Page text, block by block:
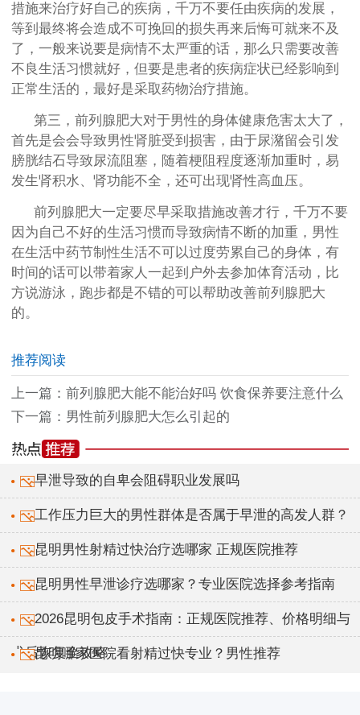
措施来治疗好自己的疾病，千万不要任由疾病的发展，
等到最终将会造成不可挽回的损失再来后悔可就来不及
了，一般来说要是病情不太严重的话，那么只需要改善
不良生活习惯就好，但要是患者的疾病症状已经影响到
正常生活的，最好是采取药物治疗措施。
第三，前列腺肥大对于男性的身体健康危害太大了，
首先是会会导致男性肾脏受到损害，由于尿潴留会引发
膀胱结石导致尿流阻塞，随着梗阻程度逐渐加重时，易
发生肾积水、肾功能不全，还可出现肾性高血压。
前列腺肥大一定要尽早采取措施改善才行，千万不要
因为自己不好的生活习惯而导致病情不断的加重，男性
在生活中药节制性生活不可以过度劳累自己的身体，有
时间的话可以带着家人一起到户外去参加体育活动，比
方说游泳，跑步都是不错的可以帮助改善前列腺肥大
的。
推荐阅读
上一篇： 前列腺肥大能不能治好吗 饮食保养要注意什么
下一篇： 男性前列腺肥大怎么引起的
早泄导致的自卑会阻碍职业发展吗
工作压力巨大的男性群体是否属于早泄的高发人群？
昆明男性射精过快治疗选哪家 正规医院推荐
昆明男性早泄诊疗选哪家？专业医院选择参考指南
2026昆明包皮手术指南：正规医院推荐、价格明细与
术后恢复全攻略
昆明哪家医院看射精过快专业？男性推荐